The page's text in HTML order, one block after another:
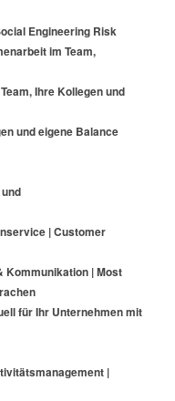
Engineering Risk
im Team,
Ihre Kollegen und
und eigene Balance
| Customer
Kommunikation | Most
für Ihr Unternehmen mit
|